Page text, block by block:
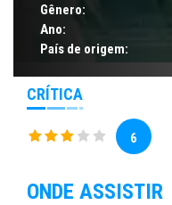
Gênero:
Ano:
País de origem:
CRÍTICA
6
ONDE ASSISTIR